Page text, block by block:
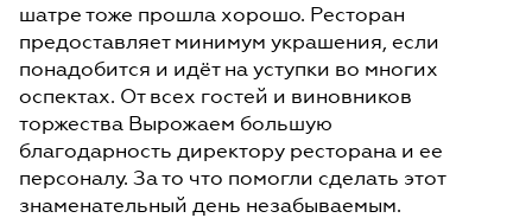
шатре тоже прошла хорошо. Ресторан
предоставляет минимум украшения, если
понадобится и идёт на уступки во многих
оспектах. От всех гостей и виновников
торжества Вырожаем большую
благодарность директору ресторана и ее
персоналу. За то что помогли сделать этот
знаменательный день незабываемым.